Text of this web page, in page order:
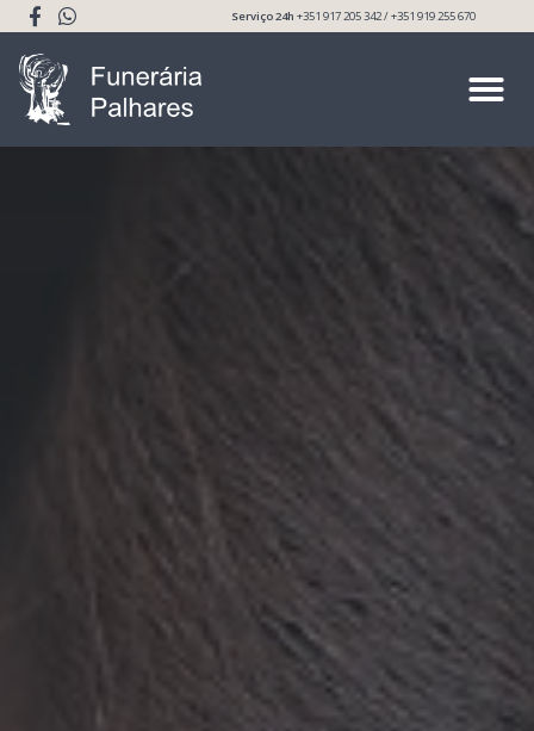
Serviço 24h+351 917 205 342 / +351 919 255 670